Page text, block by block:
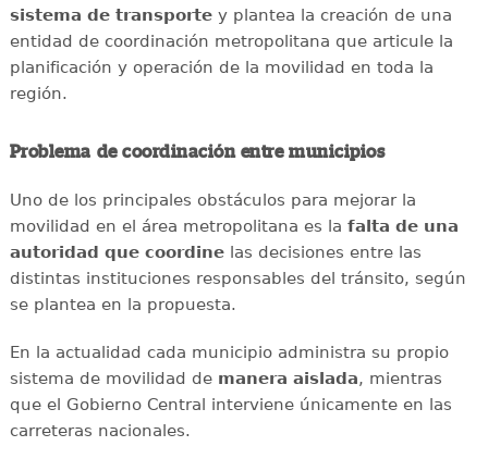
sistema de transportey plantea la creación de una
entidad de coordinación metropolitana que articule la
planificación y operación de la movilidad en toda la
región.
Problema de coordinación entre municipios
Uno de los principales obstáculos para mejorar la
movilidad en el área metropolitana es la falta de una
autoridad que coordinelas decisiones entre las
distintas instituciones responsables del tránsito, según
se plantea en la propuesta.
En la actualidad cada municipio administra su propio
sistema de movilidad demanera aislada, mientras
que el Gobierno Central interviene únicamente en las
carreteras nacionales.